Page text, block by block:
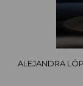
ALEJANDRA